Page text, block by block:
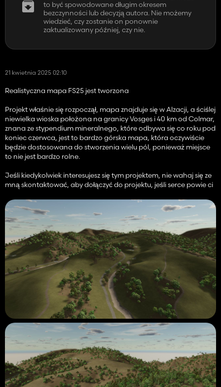
to być spowodowane długim okresem
bezczynności lub decyzją autora. Nie możemy
wiedzieć, czy zostanie on ponownie
zaktualizowany później, czy nie.
21 kwietnia 2025 02:10
Realistyczna mapa FS25 jest tworzona
Projekt właśnie się rozpoczął, mapa znajduje się w Alzacji, a ściślej
niewielka wioska położona na granicy Vosges i 40 km od Colmar,
znana ze stypendium mineralnego, które odbywa się co roku pod
koniec czerwca, jest to bardzo górska mapa, która oczywiście
będzie dostosowana do stworzenia wielu pól, ponieważ miejsce
to nie jest bardzo rolne.
Jeśli kiedykolwiek interesujesz się tym projektem, nie wahaj się ze
mną skontaktować, aby dołączyć do projektu, jeśli serce powie ci